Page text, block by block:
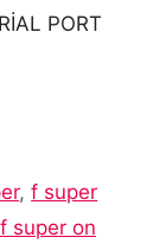
PORT
,f super
f super on